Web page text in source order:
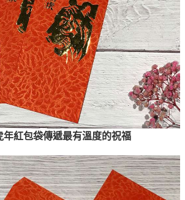
年紅包袋傳遞最有溫度的祝福